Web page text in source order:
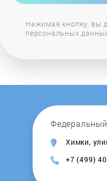
Нажимая кнопку, вы
персональных
Химки,
+7 (499)